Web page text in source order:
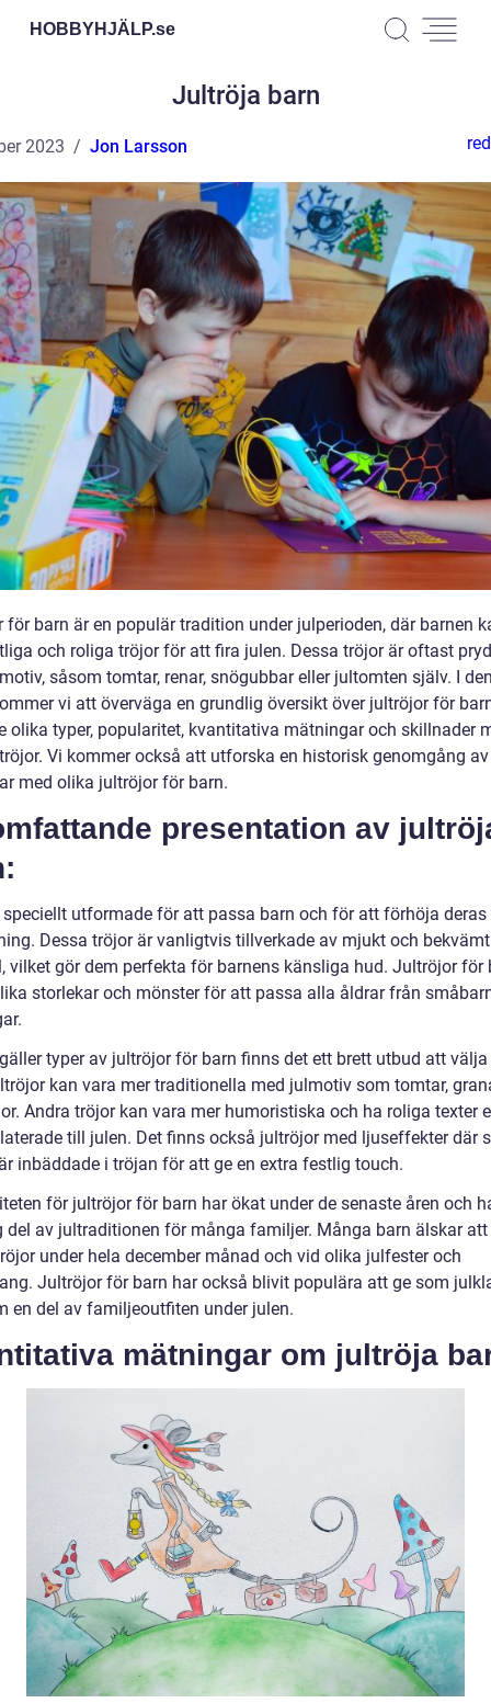
HOBBYHJÄLP.se
Jultröja barn
2023 Jon Larsson
för barn är en populär tradition under julperioden, där barnen
och roliga tröjor för att fira julen. Dessa tröjor är oftast
såsom tomtar, renar, snögubbar eller jultomten själv. I
vi att överväga en grundlig översikt över jultröjor för
olika typer, popularitet, kvantitativa mätningar och skillnader
Vi kommer också att utforska en historisk genomgång
med olika jultröjor för barn.
presentation av
utformade för att passa barn och för att förhöja deras
Dessa tröjor är vanligtvis tillverkade av mjukt och bekvämt
vilket gör dem perfekta för barnens känsliga hud. Jultröjor för
storlekar och mönster för att passa alla åldrar från
typer av jultröjor för barn finns det ett brett utbud att
kan vara mer traditionella med julmotiv som tomtar,
Andra tröjor kan vara mer humoristiska och ha roliga texter
till julen. Det finns också jultröjor med ljuseffekter där
inbäddade i tröjan för att ge en extra festlig touch.
för jultröjor för barn har ökat under de senaste åren och
del av jultraditionen för många familjer. Många barn älskar
under hela december månad och vid olika julfester och
Jultröjor för barn har också blivit populära att ge som
en del av familjeoutfiten under julen.
mätningar om jultröja